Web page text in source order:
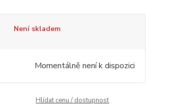
Není skladem
Momentálně není k dispozici
Hlídat cenu / dostupnost